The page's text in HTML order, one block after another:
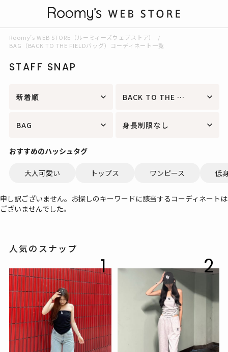
Roomy’s WEB STORE（ルーミィーズウェブストア）
BAG（BACK TO THE FIELDバッグ）コーディネート一覧
STAFF SNAP
新着順 BACK TO THE FIELD
BAG 身長制限なし
おすすめのハッシュタグ
大人可愛い トップス ワンピース 低
申し訳ございません。お探しのキーワードに該当するコーディネートは
ございませんでした。
人気のスナップ
1 2